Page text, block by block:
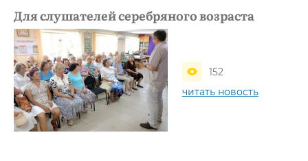
Для слушателей серебряного возраста
152
читать новость